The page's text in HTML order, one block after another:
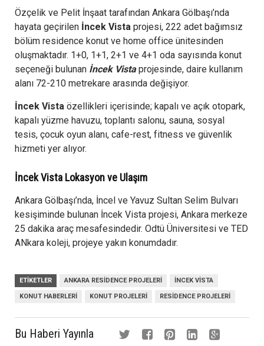
Özçelik ve Pelit İnşaat tarafından Ankara Gölbaşı’nda
hayata geçirilen İncek Vista projesi, 222 adet bağımsız
bölüm residence konut ve home office ünitesinden
oluşmaktadır. 1+0, 1+1, 2+1 ve 4+1 oda sayısında konut
seçeneği bulunan İncek Vistaprojesinde, daire kullanım
alanı 72-210 metrekare arasında değişiyor.
İncek Vista özellikleri içerisinde; kapalı ve açık otopark,
kapalı yüzme havuzu, toplantı salonu, sauna, sosyal
tesis, çocuk oyun alanı, cafe-rest, fitness ve güvenlik
hizmeti yer alıyor.
İncek Vista Lokasyon ve Ulaşım
Ankara Gölbaşı’nda, İncel ve Yavuz Sultan Selim Bulvarı
kesişiminde bulunan İncek Vista projesi, Ankara merkeze
25 dakika araç mesafesindedir. Odtü Üniversitesi ve TED
ANkara koleji, projeye yakın konumdadır.
ETIKETLER ANKARA RESIDENCE PROJELERI İNCEK VISTA
KONUT HABERLERI KONUT PROJELERI RESIDENCE PROJELERI
Bu Haberi Yayınla